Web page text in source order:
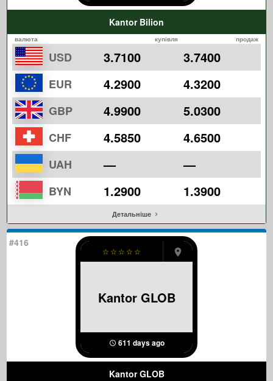
Kantor Bilion
валюта купівля продаж
USD 3.7100 3.7400
EUR 4.2900 4.3200
GBP 4.9900 5.0300
CHF 4.5850 4.6500
UAH — —
BYN 1.2900 1.3900
Детальніше
#416
☆
☆
☆
☆
☆
Kantor GLOB
611 days ago
Kantor GLOB